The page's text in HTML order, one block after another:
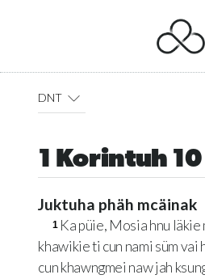
DNT
1 Korintuh 10
Juktuha phäh mcäinak
1 Ka püie, Mosia hnu läkie
khawikie ti cun nami süm vai
cun khawngmei naw jah